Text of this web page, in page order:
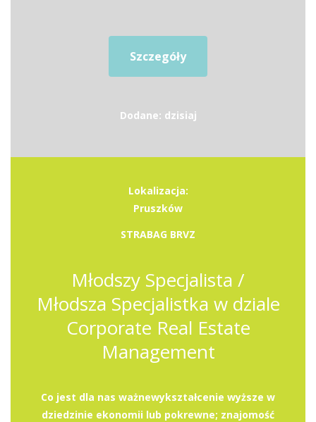
Szczegóły
Dodane: dzisiaj
Lokalizacja:
Pruszków
STRABAG BRVZ
Młodszy Specjalista /
Młodsza Specjalistka w dziale
Corporate Real Estate
Management
Co jest dla nas ważnewykształcenie wyższe w
dziedzinie ekonomii lub pokrewne; znajomość